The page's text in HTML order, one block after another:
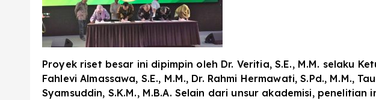
Proyek riset besar ini dipimpin oleh Dr. Veritia, S.E., M.M. selaku
Fahlevi Almassawa, S.E., M.M., Dr. Rahmi Hermawati, S.Pd., M.M.,
Syamsuddin, S.K.M., M.B.A. Selain dari unsur akademisi,